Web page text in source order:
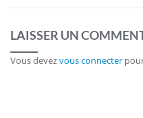
LAISSER UN
Vous devezvous connecter